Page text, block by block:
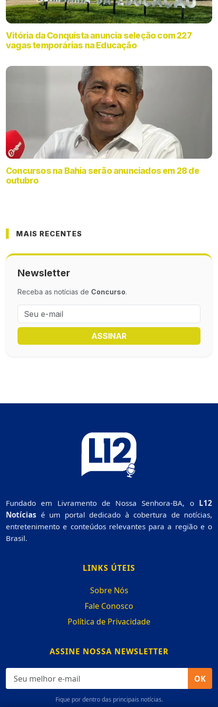
Vitória da Conquista anuncia seleção com 227
vagas temporárias na Educação
Concursos na Bahia serão anunciados em 28 de
outubro
MAIS RECENTES
Newsletter
Receba as notícias de Concurso.
ASSINAR
Fundado em Livramento de Nossa Senhora-BA, o L12
Notícias é um portal dedicado à cobertura de notícias,
entretenimento e conteúdos relevantes para a região e o
Brasil.
LINKS ÚTEIS
Sobre Nós
Fale Conosco
Política de Privacidade
ASSINE NOSSA NEWSLETTER
OK
Fique por dentro das principais notícias.